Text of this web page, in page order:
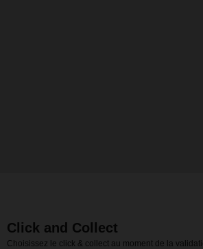
Click and Collect
Choisissez le click & collect au moment de la